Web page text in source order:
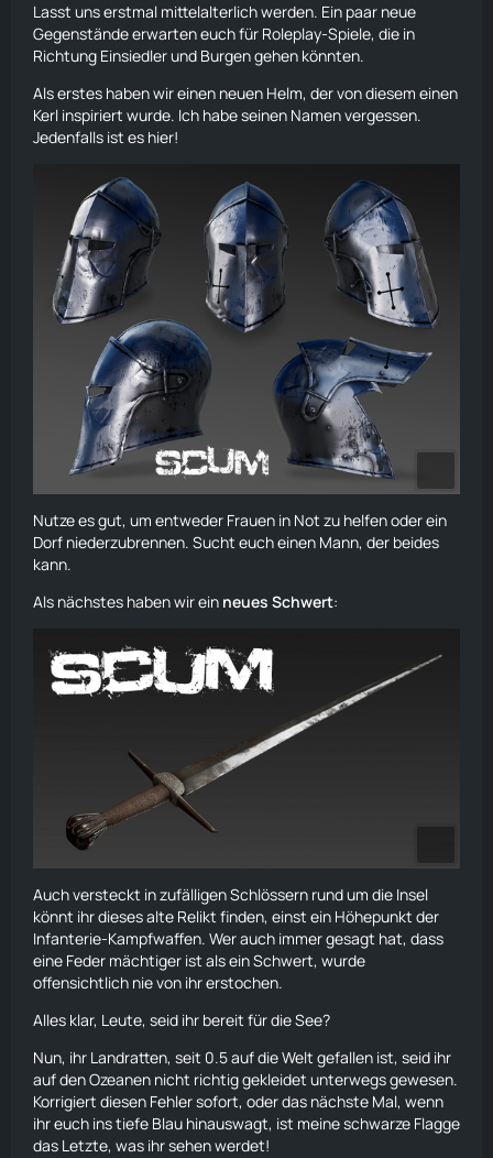
Lasst uns erstmal mittelalterlich werden. Ein paar neue
Gegenstände erwarten euch für Roleplay-Spiele, die in
Richtung Einsiedler und Burgen gehen könnten.
Als erstes haben wir einen neuen Helm, der von diesem einen
Kerl inspiriert wurde. Ich habe seinen Namen vergessen.
Jedenfalls ist es hier!
Nutze es gut, um entweder Frauen in Not zu helfen oder ein
Dorf niederzubrennen. Sucht euch einen Mann, der beides
kann.
Als nächstes haben wir ein neues Schwert:
Auch versteckt in zufälligen Schlössern rund um die Insel
könnt ihr dieses alte Relikt finden, einst ein Höhepunkt der
Infanterie-Kampfwaffen. Wer auch immer gesagt hat, dass
eine Feder mächtiger ist als ein Schwert, wurde
offensichtlich nie von ihr erstochen.
Alles klar, Leute, seid ihr bereit für die See?
Nun, ihr Landratten, seit 0.5 auf die Welt gefallen ist, seid ihr
auf den Ozeanen nicht richtig gekleidet unterwegs gewesen.
Korrigiert diesen Fehler sofort, oder das nächste Mal, wenn
ihr euch ins tiefe Blau hinauswagt, ist meine schwarze Flagge
das Letzte, was ihr sehen werdet!